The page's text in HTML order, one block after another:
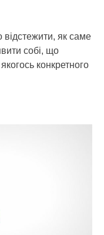
як саме
собі, що
конкретного